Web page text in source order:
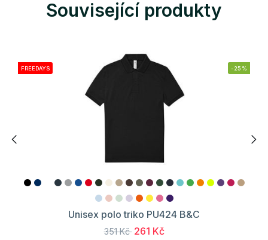
Související produkty
FREEDAYS -25%
Unisex polo triko PU424 B&C
351 Kč 261 Kč